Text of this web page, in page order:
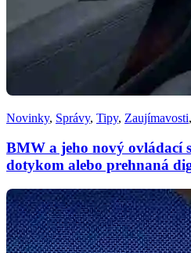
Novinky, Správy, Tipy, Zaujímavosti,
BMW a jeho nový ovládací
dotykom alebo prehnaná